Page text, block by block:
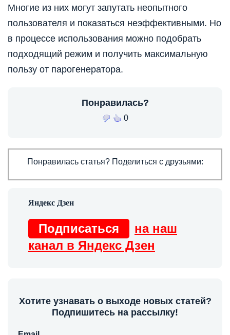
Многие из них могут запутать неопытного
пользователя и показаться неэффективными. Но
в процессе использования можно подобрать
подходящий режим и получить максимальную
пользу от парогенератора.
Понравилась?
0
Понравилась статья? Поделиться с друзьями:
Подписаться
на наш
канал в Яндекс Дзен
Хотите узнавать о выходе новых статей?
Подпишитесь на рассылку!